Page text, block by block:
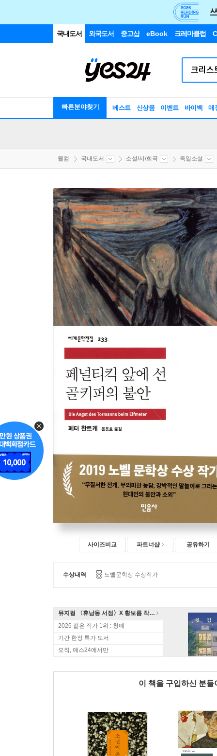
국내도서 외국도서 중고샵 eBook 크레마클럽
빠른분야찾기 베스트 신상품 이벤트 바이백 매
웰컴 국내도서 소설/시/희곡 독일소설
사이즈비교 파트너샵 공유하기
수상내역 노벨문학상 수상작가
뮤지컬 〈휴남동 서점〉X 황보름 작가 북토크
2026 젊은 작가 1위 : 청예
기간 한정 특가 도서
오직, 예스24에서만
이 책을 구입하신 분